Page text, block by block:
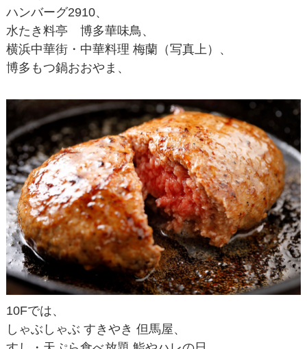
ハンバーグ2910、
水たき料亭 博多華味鳥、
横浜中華街・中華料理 梅蘭（写真上）、
博多もつ鍋おおやま、
10Fでは、
しゃぶしゃぶ すきやき 但馬屋、